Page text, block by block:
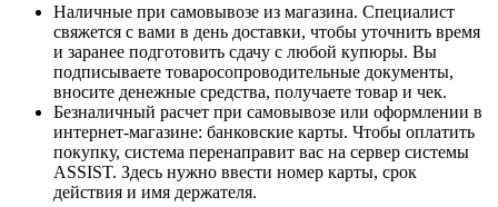
Наличные при самовывозе из магазина. Специалист
свяжется с вами в день доставки, чтобы уточнить время
и заранее подготовить сдачу с любой купюры. Вы
подписываете товаросопроводительные документы,
вносите денежные средства, получаете товар и чек.
Безналичный расчет при самовывозе или оформлении в
интернет-магазине: банковские карты. Чтобы оплатить
покупку, система перенаправит вас на сервер системы
ASSIST. Здесь нужно ввести номер карты, срок
действия и имя держателя.